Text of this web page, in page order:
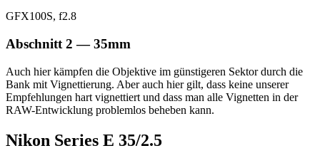
GFX100S, f2.8
Abschnitt 2 — 35mm
Auch hier kämpfen die Objektive im günstigeren Sektor durch die
Bank mit Vignettierung. Aber auch hier gilt, dass keine unserer
Empfehlungen hart vignettiert und dass man alle Vignetten in der
RAW-Entwicklung problemlos beheben kann.
Nikon Series E 35/2.5